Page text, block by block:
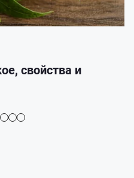
свойства и